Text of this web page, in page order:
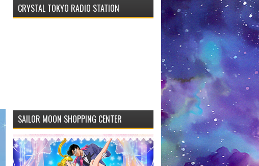
CRYSTAL TOKYO RADIO STATION
SAILOR MOON SHOPPING CENTER